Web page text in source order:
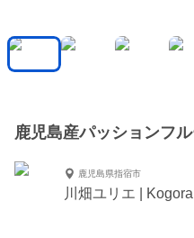
鹿児島産パッションフ
鹿児島県指宿市
川畑ユリエ |